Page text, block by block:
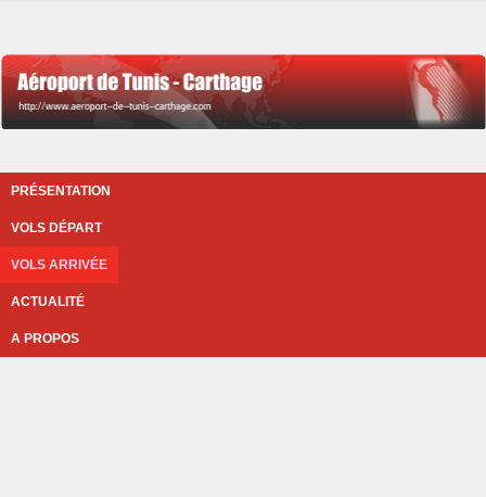
PRÉSENTATION
VOLS DÉPART
VOLS ARRIVÉE
ACTUALITÉ
A PROPOS